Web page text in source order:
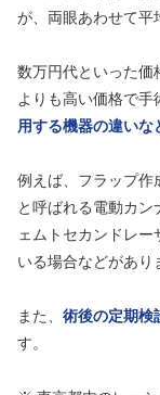
が、両眼あわせて平
数万円代といった価
よりも高い価格で手
用する機器の違いな
例えば、フラップ作
と呼ばれる電動カ
ェムトセカンドレ
いる場合などがあり
また、 術後の定期検
す。